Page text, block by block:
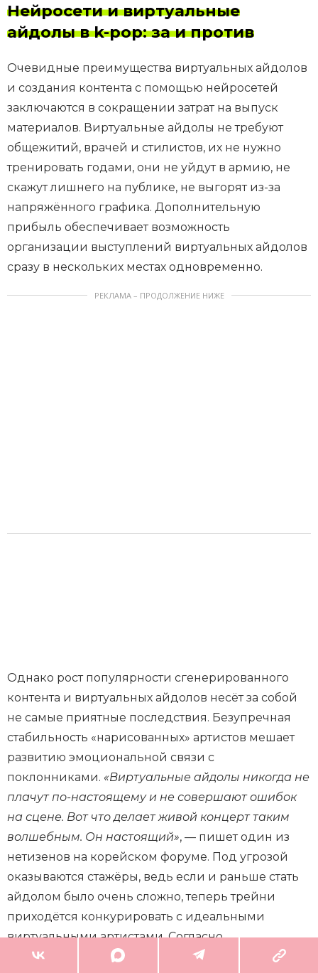
Нейросети и виртуальные
айдолы в k-pop: за и против
Очевидные преимущества виртуальных айдолов
и создания контента с помощью нейросетей
заключаются в сокращении затрат на выпуск
материалов. Виртуальные айдолы не требуют
общежитий, врачей и стилистов, их не нужно
тренировать годами, они не уйдут в армию, не
скажут лишнего на публике, не выгорят из-за
напряжённого графика. Дополнительную
прибыль обеспечивает возможность
организации выступлений виртуальных айдолов
сразу в нескольких местах одновременно.
РЕКЛАМА – ПРОДОЛЖЕНИЕ НИЖЕ
Однако рост популярности сгенерированного
контента и виртуальных айдолов несёт за собой
не самые приятные последствия. Безупречная
стабильность «нарисованных» артистов мешает
развитию эмоциональной связи с
поклонниками. «Виртуальные айдолы никогда не
плачут по-настоящему и не совершают ошибок
на сцене. Вот что делает живой концерт таким
волшебным. Он настоящий», — пишет один из
нетизенов на корейском форуме. Под угрозой
оказываются стажёры, ведь если и раньше стать
айдолом было очень сложно, теперь трейни
приходётся конкурировать с идеальными
виртуальными артистами. Согласно
исследованиям, под комментариями клипов